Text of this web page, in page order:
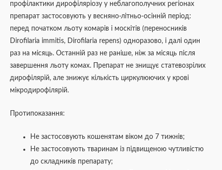
профілактики дирофіляріозу у неблагополучних регіонах
препарат застосовують у весняно-літньо-осінній період:
перед початком льоту комарів і москітів (переносників
Dirofilaria immitis, Dirofilaria repens) одноразово, і далі один
раз на місяць. Останній раз не раніше, ніж за місяць після
завершення льоту комах. Препарат не знищує статевозрілих
дирофілярій, але знижує кількість циркулюючих у крові
мікродирофілярій.
Протипоказання:
Не застосовують кошенятам віком до 7 тижнів;
Не застосовують тваринам із підвищеною чутливістю
до складників препарату;